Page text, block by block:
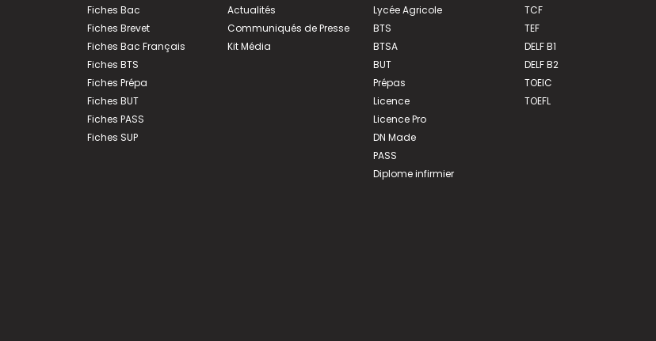
Fiches Bac
Fiches Brevet
Fiches Bac Français
Fiches BTS
Fiches Prépa
Fiches BUT
Fiches PASS
Fiches SUP
Actualités
Communiqués de Presse
Kit Média
Lycée Agricole
BTS
BTSA
BUT
Prépas
Licence
Licence Pro
DN Made
PASS
Diplome infirmier
TCF
TEF
DELF B1
DELF B2
TOEIC
TOEFL